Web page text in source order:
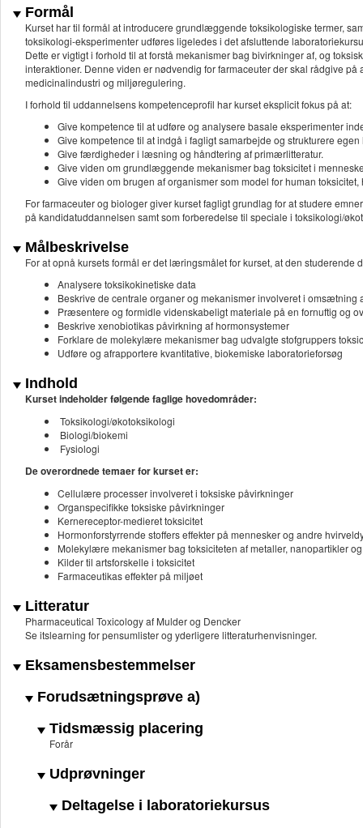
Formål
Kurset har til formål at introducere grundlæggende toksikologiske termer,
toksikologi-eksperimenter udføres ligeledes i det afsluttende
Dette er vigtigt i forhold til at forstå mekanismer bag bivirkninger af, og
interaktioner. Denne viden er nødvendig for farmaceuter der skal rådgive
medicinalindustri og miljøregulering.
I forhold til uddannelsens kompetenceprofil har kurset eksplicit fokus på at:
Give kompetence til at udføre og analysere basale eksperimenter
Give kompetence til at indgå i fagligt samarbejde og strukturere
Give færdigheder i læsning og håndtering af primærlitteratur.
Give viden om grundlæggende mekanismer bag toksicitet i
Give viden om brugen af organismer som model for human
For farmaceuter og biologer giver kurset fagligt grundlag for at studere
på kandidatuddannelsen samt som forberedelse til speciale i toksikologi/
Målbeskrivelse
For at opnå kursets formål er det læringsmålet for kurset, at den studerende
Analysere toksikokinetiske data
Beskrive de centrale organer og mekanismer involveret i
Præsentere og formidle videnskabeligt materiale på en fornuftig og
Beskrive xenobiotikas påvirkning af hormonsystemer
Forklare de molekylære mekanismer bag udvalgte stofgruppers
Udføre og afrapportere kvantitative, biokemiske laboratorieforsøg
Indhold
Kurset indeholder følgende faglige hovedområder:
Toksikologi/økotoksikologi
Biologi/biokemi
Fysiologi
De overordnede temaer for kurset er:
Cellulære processer involveret i toksiske påvirkninger
Organspecifikke toksiske påvirkninger
Kernereceptor-medieret toksicitet
Hormonforstyrrende stoffers effekter på mennesker og andre
Molekylære mekanismer bag toksiciteten af metaller, nanopartikler
Kilder til artsforskelle i toksicitet
Farmaceutikas effekter på miljøet
Litteratur
Pharmaceutical Toxicology af Mulder og Dencker
Se itslearning for pensumlister og yderligere litteraturhenvisninger.
Eksamensbestemmelser
Forudsætningsprøve a)
Tidsmæssig placering
Forår
Udprøvninger
Deltagelse i laboratoriekursus